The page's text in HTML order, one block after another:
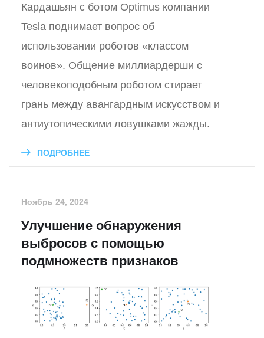
Кардашьян с ботом Optimus компании
Tesla поднимает вопрос об
использовании роботов «классом
воинов». Общение миллиардерши с
человекоподобным роботом стирает
грань между авангардным искусством и
антиутопическими ловушками жажды.
ПОДРОБНЕЕ
Ноябрь 24, 2024
Улучшение обнаружения
выбросов с помощью
подмножеств признаков